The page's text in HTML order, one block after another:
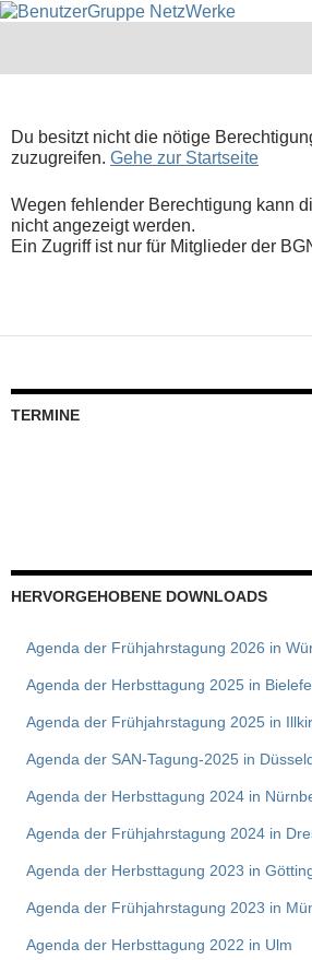
Du besitzt nicht die nötige
zuzugreifen. Gehe zur Startseite
Wegen fehlender Berechtigung kann
nicht angezeigt werden.
Ein Zugriff ist nur für Mitglieder der
TERMINE
HERVORGEHOBENE DOWNLOADS
Agenda der Frühjahrstagung 2026 in
Agenda der Herbsttagung 2025 in
Agenda der Frühjahrstagung 2025 in
Agenda der SAN-Tagung-2025 in
Agenda der Herbsttagung 2024 in
Agenda der Frühjahrstagung 2024 in
Agenda der Herbsttagung 2023 in
Agenda der Frühjahrstagung 2023 in
Agenda der Herbsttagung 2022 in Ulm